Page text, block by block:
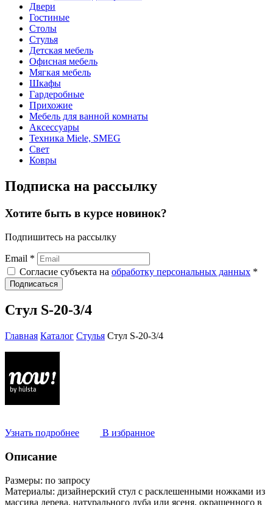
Двери
Гостиные
Столы
Стулья
Детская мебель
Офисная мебель
Мягкая мебель
Шкафы
Гардеробные
Прихожие
Мебель для ванной комнаты
Аксессуары
Техника Miele, SMEG
Свет
Ковры
Подписка на рассылку
Хотите быть в курсе новинок?
Подпишитесь на рассылку
Email *
Согласие субъекта на обработку персональных данных *
Подписаться
Стул S-20-3/4
Главная Каталог Стулья Стул S-20-3/4
Узнать подробнее В избранное
Описание
Размеры: по запросу
Материалы: дизайнерский стул с расклешенными ножками из
массива дерева, натурального дуба или ясеня, окрашенного в